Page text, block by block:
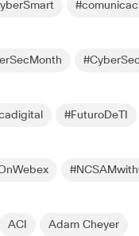
#FuturoDeTI
ACI Adam Cheyer